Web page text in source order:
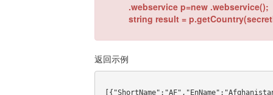
.webservice p=new .webservice();
string result =
返回示例